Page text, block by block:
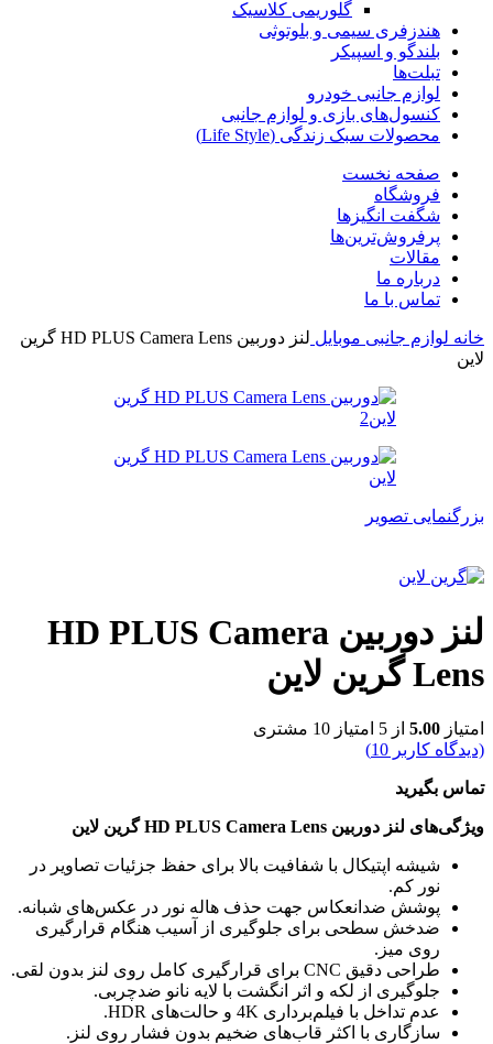
گلوریمی کلاسیک
هندزفری سیمی و بلوتوثی
بلندگو و اسپیکر
تبلت‌ها
لوازم جانبی خودرو
کنسول‌های بازی و لوازم جانبی
محصولات سبک زندگی (Life Style)
صفحه نخست
فروشگاه
شگفت انگیزها
پرفروش‌ترین‌ها
مقالات
درباره ما
تماس با ما
خانه لوازم جانبی موبایل
لنز دوربین HD PLUS Camera Lens گرین
لاین
بزرگنمایی تصویر
لنز دوربین HD PLUS Camera
Lens گرین لاین
امتیاز 5.00 از 5 امتیاز 10 مشتری
(دیدگاه کاربر 10
)
تماس بگیرید
ویژگی‌های لنز دوربین HD PLUS Camera Lens گرین لاین
شیشه اپتیکال با شفافیت بالا برای حفظ جزئیات تصاویر در
نور کم.
پوشش ضدانعکاس جهت حذف هاله نور در عکس‌های شبانه.
ضدخش سطحی برای جلوگیری از آسیب هنگام قرارگیری
روی میز.
طراحی دقیق CNC برای قرارگیری کامل روی لنز بدون لقی.
جلوگیری از لکه و اثر انگشت با لایه نانو ضدچربی.
عدم تداخل با فیلم‌برداری 4K و حالت‌های HDR.
سازگاری با اکثر قاب‌های ضخیم بدون فشار روی لنز.